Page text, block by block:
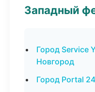
Западный
Город Service
Новгород
Город Portal